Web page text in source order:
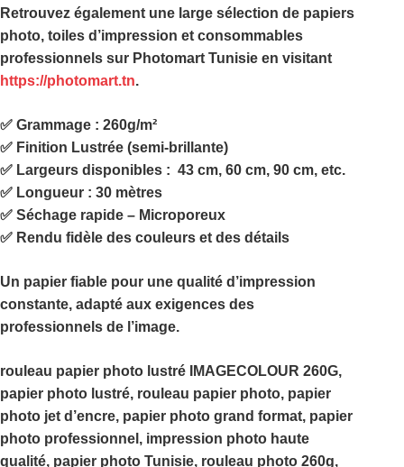
Retrouvez également une large sélection de papiers
photo, toiles d’impression et consommables
professionnels sur Photomart Tunisie en visitant
https://photomart.tn.
✅ Grammage : 260g/m²
✅ Finition Lustrée (semi-brillante)
✅ Largeurs disponibles : 43 cm, 60 cm, 90 cm, etc.
✅ Longueur : 30 mètres
✅ Séchage rapide – Microporeux
✅ Rendu fidèle des couleurs et des détails
Un papier fiable pour une qualité d’impression
constante, adapté aux exigences des
professionnels de l’image.
rouleau papier photo lustré IMAGECOLOUR 260G,
papier photo lustré, rouleau papier photo, papier
photo jet d’encre, papier photo grand format, papier
photo professionnel, impression photo haute
qualité, papier photo Tunisie, rouleau photo 260g,